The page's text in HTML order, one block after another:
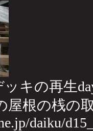
キの再生
屋根の桟の
daiku/